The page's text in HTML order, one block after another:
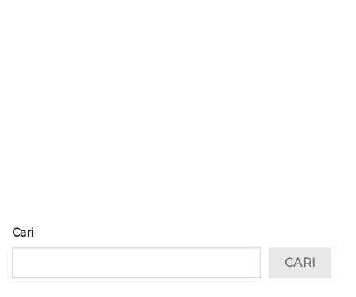
Cari
CARI